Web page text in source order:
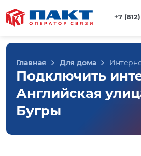
+7
Главная Для дома
Подключить
Английская
Бугры